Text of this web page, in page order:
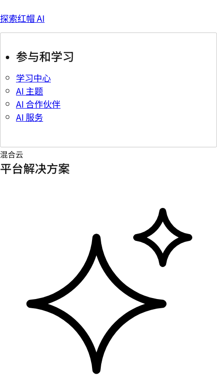
探索红帽 AI
参与和学习
学习中心
AI 主题
AI 合作伙伴
AI 服务
混合云
平台解决方案